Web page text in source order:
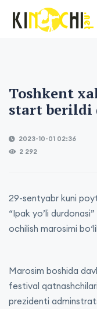
Toshkent
start berildi
2023-10-01 02:36
2 292
29-sentyabr kuni
“Ipak yo’li
ochilish marosimi
Marosim boshida
festival
prezidenti